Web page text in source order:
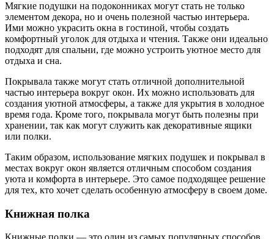
Мягкие подушки на подоконниках могут стать не только
элементом декора, но и очень полезной частью интерьера.
Ими можно украсить окна в гостиной, чтобы создать
комфортный уголок для отдыха и чтения. Также они идеально
подходят для спальни, где можно устроить уютное место для
отдыха и сна.
Покрывала также могут стать отличной дополнительной
частью интерьера вокруг окон. Их можно использовать для
создания уютной атмосферы, а также для укрытия в холодное
время года. Кроме того, покрывала могут быть полезны при
хранении, так как могут служить как декоративные ящики
или полки.
Таким образом, использование мягких подушек и покрывал в
местах вокруг окон является отличным способом создания
уюта и комфорта в интерьере. Это самое подходящее решение
для тех, кто хочет сделать особенную атмосферу в своем доме.
Книжная полка